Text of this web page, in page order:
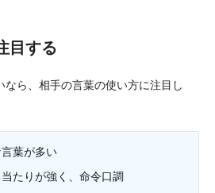
目する
なら、相手の言葉の使い方に注目し
葉が多い
たりが強く、命令口調